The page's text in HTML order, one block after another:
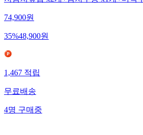
지참치덮밥 x2개+김치우동 x1개+미역
74,900원
35%48,900원
1,467적립
무료배송
4명구매중